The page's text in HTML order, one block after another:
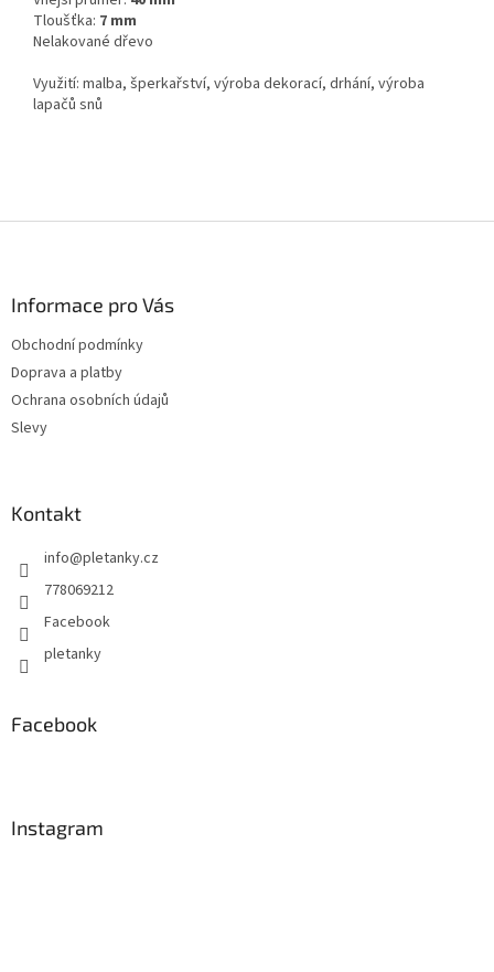
Tloušťka: 7 mm
Nelakované dřevo
Využití: malba, šperkařství, výroba dekorací, drhání, výroba
lapačů snů
Informace pro Vás
Obchodní podmínky
Doprava a platby
Ochrana osobních údajů
Slevy
Kontakt
info@pletanky.cz
778069212
Facebook
pletanky
Facebook
Instagram